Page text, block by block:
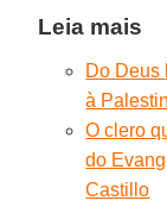
Leia mais
Do Deus
à
O clero
do
Castillo